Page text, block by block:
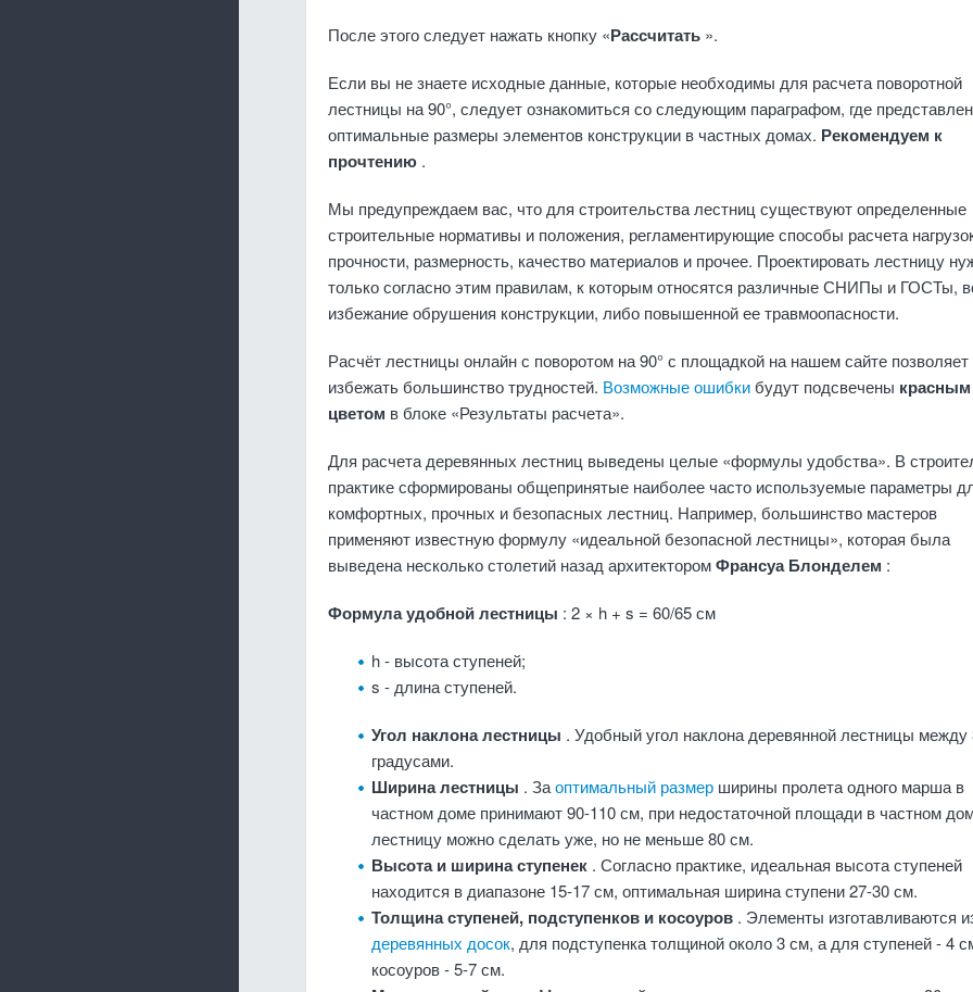
После этого следует нажать кнопку «Рассчитать ».
Если вы не знаете исходные данные, которые необходимы для расчета поворотной
лестницы на 90°, следует ознакомиться со следующим параграфом, где
оптимальные размеры элементов конструкции в частных домах. Рекомендуем к
прочтению .
Мы предупреждаем вас, что для строительства лестниц существуют определенные
строительные нормативы и положения, регламентирующие способы расчета
прочности, размерность, качество материалов и прочее. Проектировать лестницу
только согласно этим правилам, к которым относятся различные СНИПы и ГОСТы,
избежание обрушения конструкции, либо повышенной ее травмоопасности.
Расчёт лестницы онлайн с поворотом на 90° с площадкой на нашем сайте позволяет
избежать большинство трудностей. Возможные ошибки будут подсвечены красным
цветом в блоке «Результаты расчета».
Для расчета деревянных лестниц выведены целые «формулы удобства». В
практике сформированы общепринятые наиболее часто используемые параметры
комфортных, прочных и безопасных лестниц. Например, большинство мастеров
применяют известную формулу «идеальной безопасной лестницы», которая была
выведена несколько столетий назад архитекторомФрансуа Блонделем :
Формула удобной лестницы : 2 × h + s = 60/65 см
h - высота ступеней;
s - длина ступеней.
Угол наклона лестницы . Удобный угол наклона деревянной лестницы между
градусами.
Ширина лестницы . Заоптимальный размер ширины пролета одного марша в
частном доме принимают 90-110 см, при недостаточной площади в частном
лестницу можно сделать уже, но не меньше 80 см.
Высота и ширина ступенек . Согласно практике, идеальная высота ступеней
находится в диапазоне 15-17 см, оптимальная ширина ступени 27-30 см.
Толщина ступеней, подступенков и косоуров . Элементы изготавливаются
деревянных досок, для подступенка толщиной около 3 см, а для ступеней - 4
косоуров - 5-7 см.